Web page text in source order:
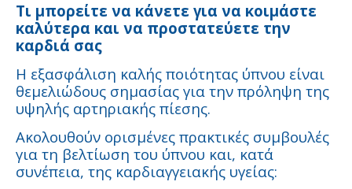
Τι μπορείτε να κάνετε για να κοιμάστε
καλύτερα και να προστατεύετε την
καρδιά σας
Η εξασφάλιση καλής ποιότητας ύπνου είναι
θεμελιώδους σημασίας για την πρόληψη της
υψηλής αρτηριακής πίεσης.
Ακολουθούν ορισμένες πρακτικές συμβουλές
για τη βελτίωση του ύπνου και, κατά
συνέπεια, της καρδιαγγειακής υγείας: